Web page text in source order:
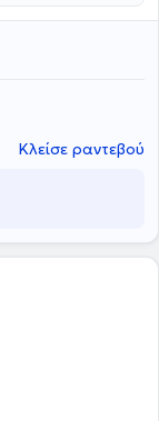
Κλείσε ραντεβού